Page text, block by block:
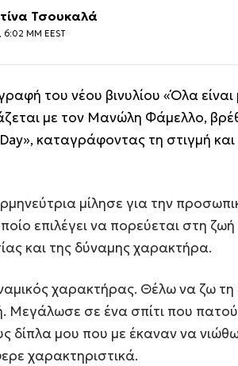
Τσουκαλά
6:02 ΜΜ EEST
του νέου βινυλίου «Όλα
με τον Μανώλη Φάμελλο,
καταγράφοντας τη στιγμή και
μίλησε για την
επιλέγει να πορεύεται στη
και της δύναμης χαρακτήρα.
χαρακτήρας. Θέλω να ζω
Μεγάλωσε σε ένα σπίτι που
δίπλα μου που με έκαναν να
χαρακτηριστικά.